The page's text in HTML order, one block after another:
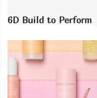
6D Build to Perform